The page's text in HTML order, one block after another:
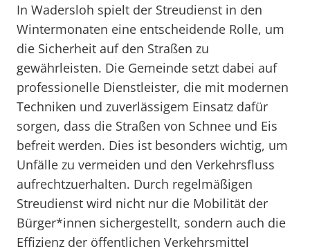
In Wadersloh spielt der Streudienst in den
Wintermonaten eine entscheidende Rolle, um
die Sicherheit auf den Straßen zu
gewährleisten. Die Gemeinde setzt dabei auf
professionelle Dienstleister, die mit modernen
Techniken und zuverlässigem Einsatz dafür
sorgen, dass die Straßen von Schnee und Eis
befreit werden. Dies ist besonders wichtig, um
Unfälle zu vermeiden und den Verkehrsfluss
aufrechtzuerhalten. Durch regelmäßigen
Streudienst wird nicht nur die Mobilität der
Bürger*innen sichergestellt, sondern auch die
Effizienz der öffentlichen Verkehrsmittel